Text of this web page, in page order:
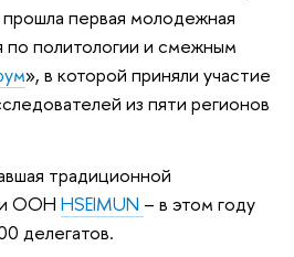
первая молодежная
по политологии и смежным
», в которой приняли участие
из пяти регионов
традиционной
ООН HSEIMUN – в этом году
делегатов.